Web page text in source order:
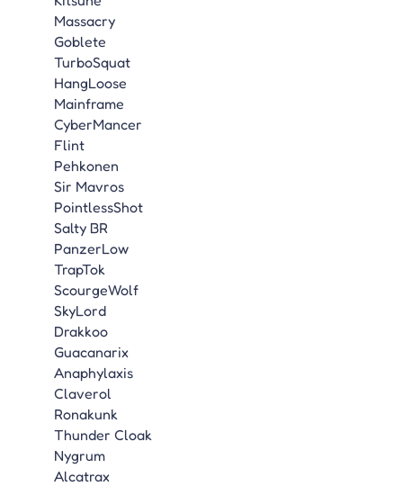
Massacry
Goblete
TurboSquat
HangLoose
Mainframe
CyberMancer
Flint
Pehkonen
Sir Mavros
PointlessShot
Salty BR
PanzerLow
TrapTok
ScourgeWolf
SkyLord
Drakkoo
Guacanarix
Anaphylaxis
Claverol
Ronakunk
Thunder Cloak
Nygrum
Alcatrax